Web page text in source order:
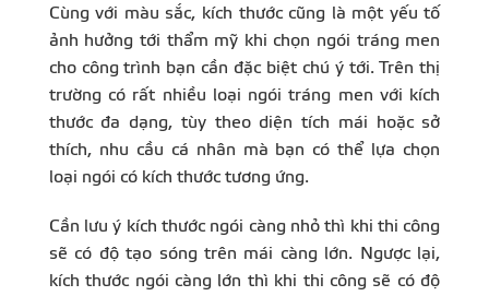
Cùng với màu sắc, kích thước cũng là một yếu tố
ảnh hưởng tới thẩm mỹ khi chọn ngói tráng men
cho công trình bạn cần đặc biệt chú ý tới. Trên thị
trường có rất nhiều loại ngói tráng men với kích
thước đa dạng, tùy theo diện tích mái hoặc sở
thích, nhu cầu cá nhân mà bạn có thể lựa chọn
loại ngói có kích thước tương ứng.
Cần lưu ý kích thước ngói càng nhỏ thì khi thi công
sẽ có độ tạo sóng trên mái càng lớn. Ngược lại,
kích thước ngói càng lớn thì khi thi công sẽ có độ